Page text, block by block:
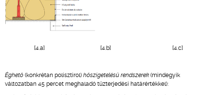
[4.a] [4.b] [4.c]
Éghető (konkrétan polisztirol) hőszigetelésű rendszerek(mindegyik
változatban 45 percet meghaladó tűzterjedési határértékkel):